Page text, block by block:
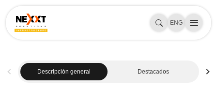
ENG
Descripción general Destacados